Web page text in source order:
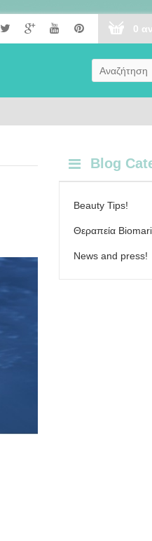
0
Blog
Beauty Tips!
Θεραπεία
News and press!